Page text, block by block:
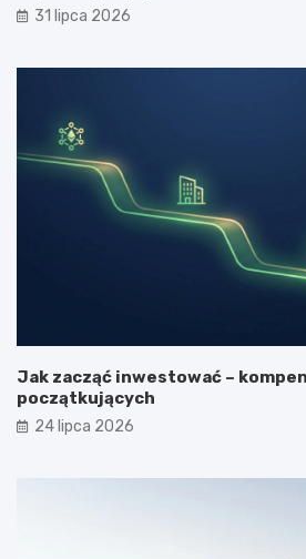
31 lipca 2026
Jak zacząć inwestować –
początkujących
24 lipca 2026